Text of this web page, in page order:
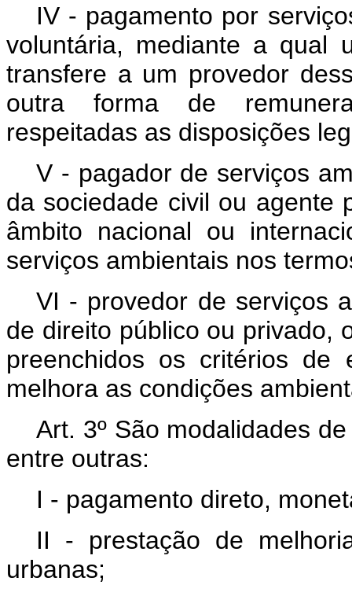
IV - pagamento por
voluntária, mediante a qual
transfere a um provedor
outra forma de
respeitadas as disposições
V - pagador de serviços
da sociedade civil ou agente
âmbito nacional ou
serviços ambientais nos
VI - provedor de serviços
de direito público ou privado,
preenchidos os critérios de
melhora as condições
Art. 3º São modalidades
entre outras:
I - pagamento direto,
II - prestação de
urbanas;